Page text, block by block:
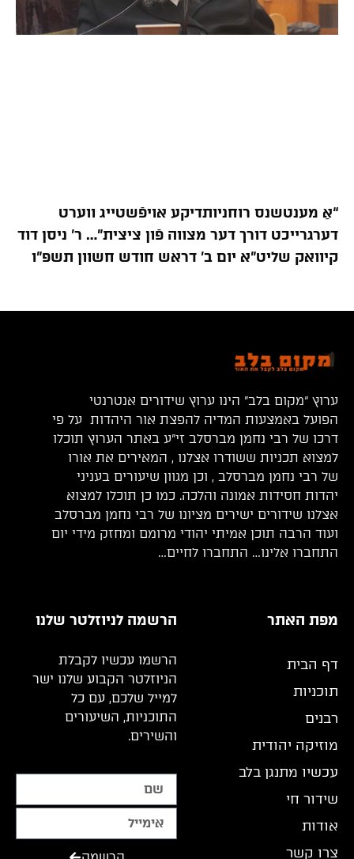
“אַ מענטשנס רוחניותדיקע אויפֿשטייג ווערט
דערגרייכט דורך דער מצווה פֿון ציצית”… ר’ ניסן דוד
קיוואק שליט”א יום ב’ דראש חודש חשוון תשפ”ו
ערוץ “מקום בלב” הינו ערוץ שידורים אנטרנטי
הפועל באמצעות המדיה להפצת אור היהדות על פי
דרכו של רבי נחמן מברסלב זי”ע באתר הערוץ תוכלו
למצוא תכניות ששודרו אצלנו , המאירים את אורו
של רבי נחמן מברסלב , וכן מגוון שיעורים בעניני
יהדות חסידות אמונה והלכה. כמו כן תוכלו למצוא
אצלנו שידורים ישירים מציונו של רבי נחמן מברסלב
ועוד הרבה תוכן אמיתי יהודי מרומם ומחזק מידי יום
התחברו אלינו… התחברו לחיים…
מפת האתר
דף הבית
תוכניות
רבנים
מוזיקה יהודית
עכשיו מתנגן בלב
שידור חי
אודות
צרו קשר
הרשמה לניוזלטר שלנו
הרשמו עכשיו לקבלת
הניוזלטר הקבוע שלנו ישר
למייל שלכם, עם כל
התוכניות, השיעורים
והשירים.